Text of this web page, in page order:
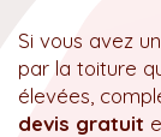
Si vous avez
par la toiture
élevées,
devis gratuit